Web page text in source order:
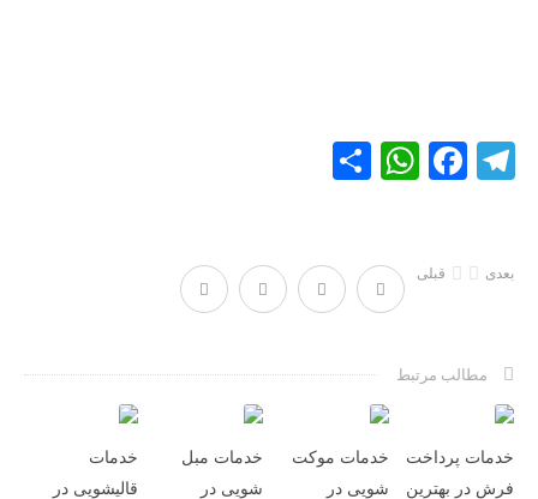
Telegram
Facebook
WhatsApp
قبلی بعدی
مطالب مرتبط
خدمات
قالیشویی در
خدمات مبل
شویی در
خدمات موکت
شویی در
خدمات پرداخت
فرش در بهترین